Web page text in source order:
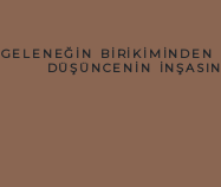
GELENEĞİN BİRİKİMİNDEN
DÜŞÜNCENİN